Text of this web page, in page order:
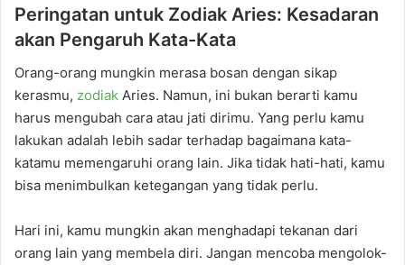
Peringatan untuk Zodiak Aries: Kesadaran
akan Pengaruh Kata-Kata
Orang-orang mungkin merasa bosan dengan sikap
kerasmu, zodiak Aries. Namun, ini bukan berarti kamu
harus mengubah cara atau jati dirimu. Yang perlu kamu
lakukan adalah lebih sadar terhadap bagaimana kata-
katamu memengaruhi orang lain. Jika tidak hati-hati, kamu
bisa menimbulkan ketegangan yang tidak perlu.
Hari ini, kamu mungkin akan menghadapi tekanan dari
orang lain yang membela diri. Jangan mencoba mengolok-